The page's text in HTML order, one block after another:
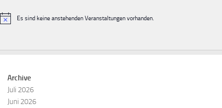
HinweisEs sind keine anstehenden Veranstaltungen vorhanden.
Archive
Juli 2026
Juni 2026